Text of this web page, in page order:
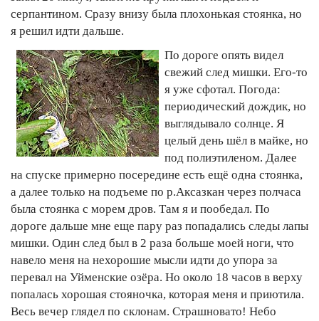
серпантином. Сразу внизу была плохонькая стоянка, но
я решил идти дальше.
По дороге опять видел
свежий след мишки. Его-то
я уже сфотал. Погода:
периодический дождик, но
выглядывало солнце. Я
целый день шёл в майке, но
под полиэтиленом. Далее
на спуске примерно посередине есть ещё одна стоянка,
а далее только на подъеме по р.Аксазкан через полчаса
была стоянка с морем дров. Там я и пообедал. По
дороге дальше мне еще пару раз попадались следы лапы
мишки. Один след был в 2 раза больше моей ноги, что
навело меня на нехорошие мысли идти до упора за
перевал на Уйменские озёра. Но около 18 часов в верху
попалась хорошая стояночка, которая меня и приютила.
Весь вечер глядел по склонам. Страшновато! Небо